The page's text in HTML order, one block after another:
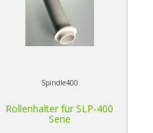
Spindle400
Rollenhalter für SLP-400
Serie